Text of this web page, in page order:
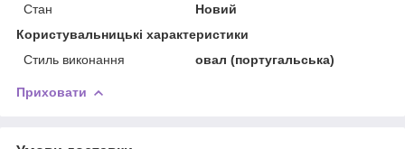
Стан
Новий
Користувальницькі характеристики
Стиль виконання
овал (португальська)
Приховати